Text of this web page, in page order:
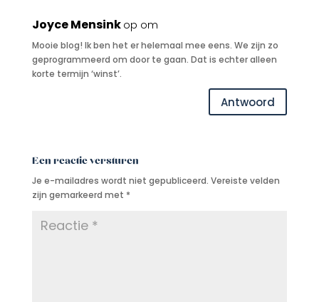
Joyce Mensink op om
Mooie blog! Ik ben het er helemaal mee eens. We zijn zo
geprogrammeerd om door te gaan. Dat is echter alleen
korte termijn ‘winst’.
Antwoord
Een reactie versturen
Je e-mailadres wordt niet gepubliceerd. Vereiste velden
zijn gemarkeerd met *